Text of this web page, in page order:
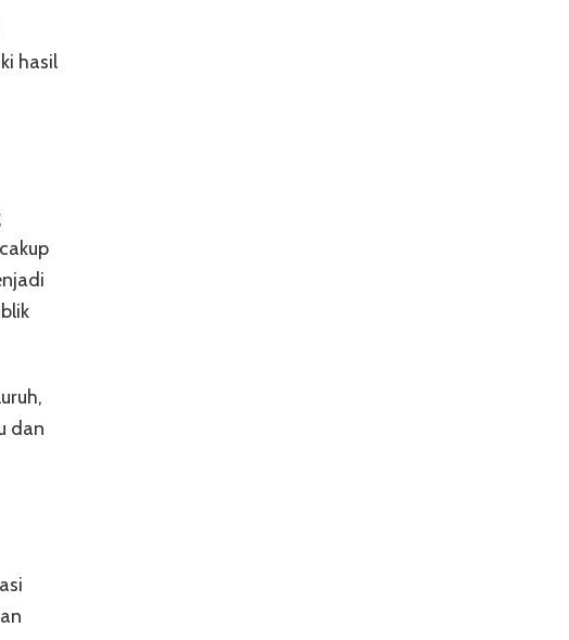
hasil
dan